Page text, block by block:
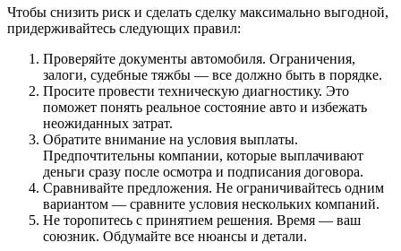
Чтобы снизить риск и сделать сделку максимально выгодной,
придерживайтесь следующих правил:
Проверяйте документы автомобиля. Ограничения,
залоги, судебные тяжбы — все должно быть в порядке.
Просите провести техническую диагностику. Это
поможет понять реальное состояние авто и избежать
неожиданных затрат.
Обратите внимание на условия выплаты.
Предпочтительны компании, которые выплачивают
деньги сразу после осмотра и подписания договора.
Сравнивайте предложения. Не ограничивайтесь одним
вариантом — сравните условия нескольких компаний.
Не торопитесь с принятием решения. Время — ваш
союзник. Обдумайте все нюансы и детали.